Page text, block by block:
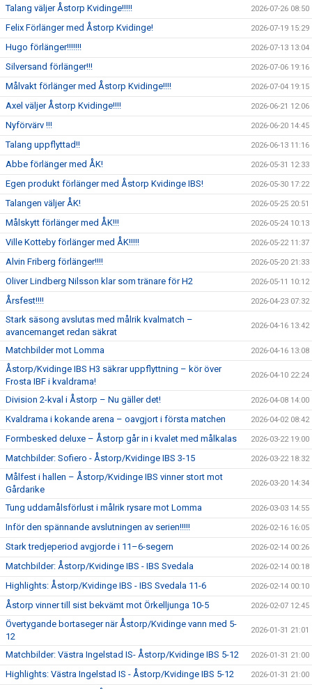
Talang väljer Åstorp Kvidinge!!!!! 2026-07-26 08:50
Felix Förlänger med Åstorp Kvidinge! 2026-07-19 15:29
Hugo förlänger!!!!!!! 2026-07-13 13:04
Silversand förlänger!!! 2026-07-06 19:16
Målvakt förlänger med Åstorp Kvidinge!!!! 2026-07-04 19:15
Axel väljer Åstorp Kvidinge!!!! 2026-06-21 12:06
Nyförvärv !!! 2026-06-20 14:45
Talang uppflyttad!! 2026-06-13 11:16
Abbe förlänger med ÅK! 2026-05-31 12:33
Egen produkt förlänger med Åstorp Kvidinge IBS! 2026-05-30 17:22
Talangen väljer ÅK! 2026-05-25 20:51
Målskytt förlänger med ÅK!!! 2026-05-24 10:13
Ville Kotteby förlänger med ÅK!!!!! 2026-05-22 11:37
Alvin Friberg förlänger!!!! 2026-05-20 21:33
Oliver Lindberg Nilsson klar som tränare för H2 2026-05-11 10:12
Årsfest!!!! 2026-04-23 07:32
Stark säsong avslutas med målrik kvalmatch –
avancemanget redan säkrat
2026-04-16 13:42
Matchbilder mot Lomma 2026-04-16 13:08
Åstorp/Kvidinge IBS H3 säkrar uppflyttning – kör över
Frosta IBF i kvaldrama!
2026-04-10 22:24
Division 2-kval i Åstorp – Nu gäller det! 2026-04-08 14:00
Kvaldrama i kokande arena – oavgjort i första matchen 2026-04-02 08:42
Formbesked deluxe – Åstorp går in i kvalet med målkalas 2026-03-22 19:00
Matchbilder: Sofiero - Åstorp/Kvidinge IBS 3-15 2026-03-22 18:32
Målfest i hallen – Åstorp/Kvidinge IBS vinner stort mot
Gårdarike
2026-03-20 14:34
Tung uddamålsförlust i målrik rysare mot Lomma 2026-03-03 14:55
Inför den spännande avslutningen av serien!!!!! 2026-02-16 16:05
Stark tredjeperiod avgjorde i 11–6-segern 2026-02-14 00:26
Matchbilder: Åstorp/Kvidinge IBS - IBS Svedala 2026-02-14 00:18
Highlights: Åstorp/Kvidinge IBS - IBS Svedala 11-6 2026-02-14 00:10
Åstorp vinner till sist bekvämt mot Örkelljunga 10-5 2026-02-07 12:45
Övertygande bortaseger när Åstorp/Kvidinge vann med 5-
12
2026-01-31 21:01
Matchbilder: Västra Ingelstad IS- Åstorp/Kvidinge IBS 5-12 2026-01-31 21:00
Highlights: Västra Ingelstad IS - Åstorp/Kvidinge IBS 5-12 2026-01-31 21:00